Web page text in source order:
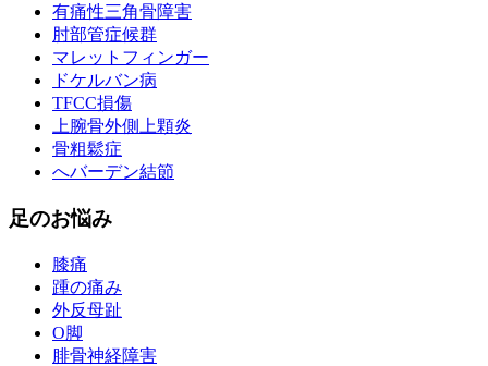
有痛性三角骨障害
肘部管症候群
マレットフィンガー
ドケルバン病
TFCC損傷
上腕骨外側上顆炎
骨粗鬆症
へバーデン結節
足のお悩み
膝痛
踵の痛み
外反母趾
О脚
腓骨神経障害